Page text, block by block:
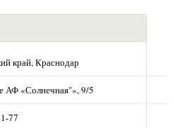
край, Краснодар
АФ «Солнечная"», 9/5
77